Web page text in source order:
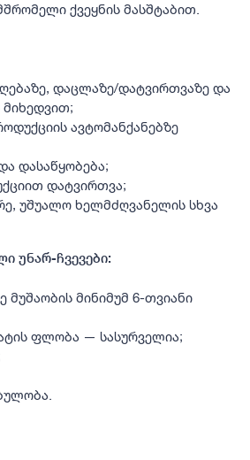
ქვეყნის მასშტაბით.
დაცლაზე/დატვირთვაზე და
მიხედვით;
ავტომანქანებზე
დასაწყობება;
დატვირთვა;
უშუალო ხელმძღვანელის სხვა
უნარ-ჩვევები:
მინიმუმ 6-თვიანი
ფლობა — სასურველია;